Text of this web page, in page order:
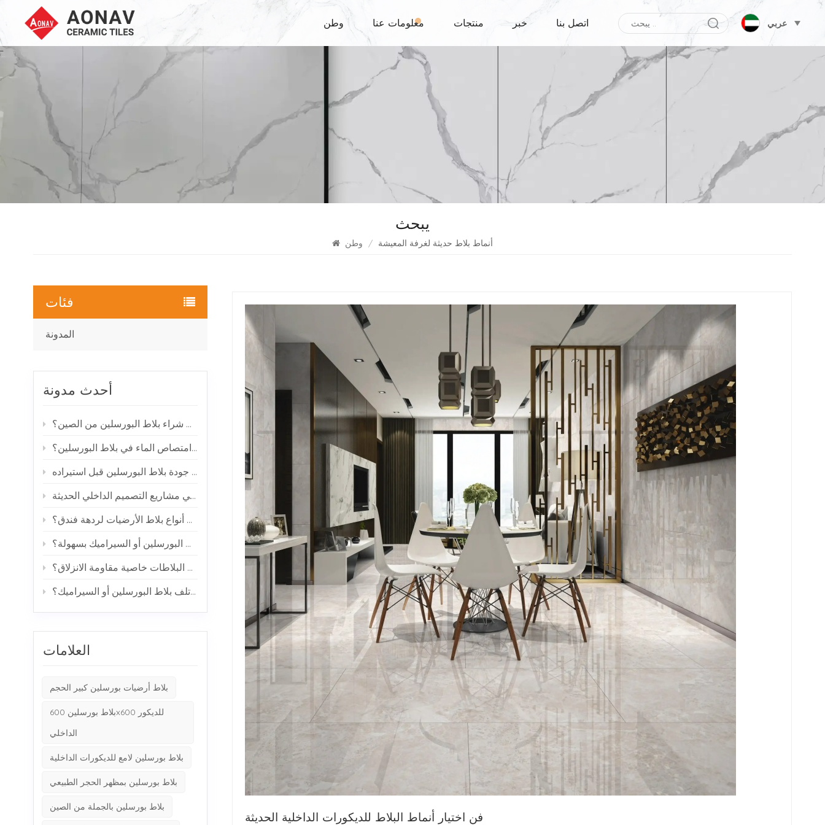
وطن معلومات عنا منتجات خبر اتصل بنا عربي
يبحث
/ أنماط بلاط حديثة لغرفة المعيشة
فن اختيار أنماط البلاط للديكورات الداخلية الحديثة
فئات
المدونة
أحدث مدونة
كيف يمكنك شراء بلاط البورسلين من الصين؟
ماذا يعني امتصاص الماء في بلاط البورسلين؟
كيفية فحص جودة بلاط البورسلين قبل استيراده
بلاط البورسلين ذو مظهر الرخام: لماذا يحظى بشعبية في مشاريع التصميم الداخلي الحديثة
ما هي أفضل أنواع بلاط الأرضيات لردهة فندق؟
هل تتشقق بلاطات البورسلين أو السيراميك بسهولة؟
كيف تحقق البلاطات خاصية مقاومة الانزلاق؟
هل يمكن أن يتسبب الماء في تلف بلاط البورسلين أو السيراميك؟
العلامات
بلاط أرضيات بورسلين كبير الحجم
بلاط بورسلين 600x600 للديكور
الداخلي
بلاط بورسلين لامع للديكورات الداخلية
بلاط بورسلين بمظهر الحجر الطبيعي
بلاط بورسلين بالجملة من الصين